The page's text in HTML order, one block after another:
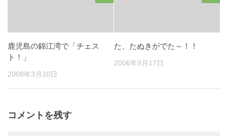
鹿児島の錦江湾で「チェス
ト！」
2008年3月10日
た、たぬきがでた～！！
2006年9月17日
コメントを残す